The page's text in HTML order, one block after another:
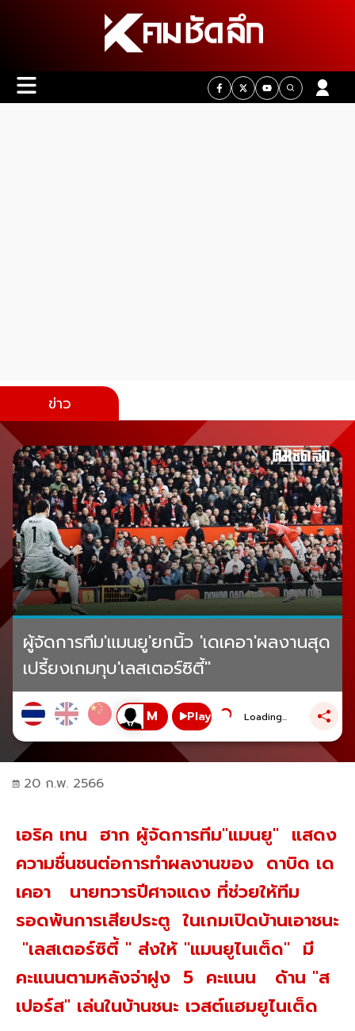
ข่าว
ผู้จัดการทีม'แมนยู'ยกนิ้ว 'เดเคอา'ผลงานสุด
เปรี้ยงเกมทุบ'เลสเตอร์ซิตี้"
Play Loading...
20 ก.พ. 2566
เอริค เทน ฮาก ผู้จัดการทีม"แมนยู" แสดง
ความชื่นชนต่อการทำผลงานของ ดาบิด เด
เคอา นายทวารปีศาจแดง ที่ช่วยให้ทีม
รอดพ้นการเสียประตู ในเกมเปิดบ้านเอาชนะ
"เลสเตอร์ซิตี้ " ส่งให้ "แมนยูไนเต็ด" มี
คะแนนตามหลังจ่าฝูง 5 คะแนน ด้าน "ส
เปอร์ส" เล่นในบ้านชนะ เวสต์แฮมยูไนเต็ด